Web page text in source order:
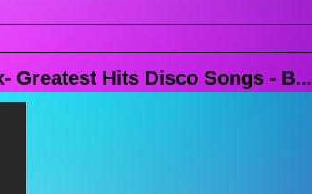
Greatest Hits Disco Songs - B...